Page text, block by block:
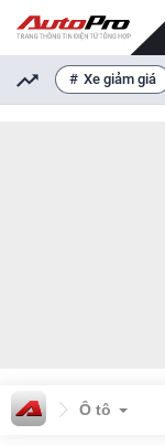
Xe giảm giá
Ô tô